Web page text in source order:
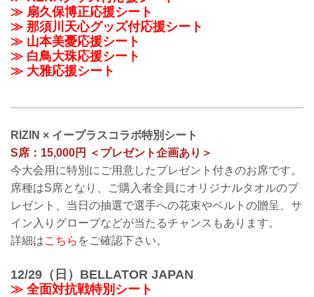
≫ 扇久保博正応援シート
≫ 那須川天心グッズ付応援シート
≫ 山本美憂応援シート
≫ 白鳥大珠応援シート
≫ 大雅応援シート
RIZIN × イープラスコラボ特別シート
S席：15,000円 ＜プレゼント企画あり＞
今大会用に特別にご用意したプレゼント付きのお席です。
席種はS席となり、ご購入者全員にオリジナルタオルのプ
レゼント、当日の抽選で選手への花束やベルトの贈呈、サ
イン入りグローブなどが当たるチャンスもあります。
詳細はこちら をご確認下さい。
12/29（日）BELLATOR JAPAN
≫ 全面対抗戦特別シート